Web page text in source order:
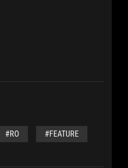
#RO #FEATURE